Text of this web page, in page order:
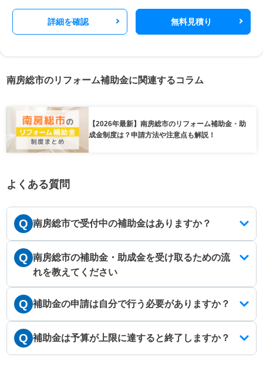
詳細を確認 無料見積り
南房総市のリフォーム補助金に関連するコラム
【2026年最新】南房総市のリフォーム補助金・助
成金制度は？申請方法や注意点も解説！
よくある質問
Q 南房総市で受付中の補助金はありますか？
Q 南房総市の補助金・助成金を受け取るための流
れを教えてください
Q 補助金の申請は自分で行う必要がありますか？
Q 補助金は予算が上限に達すると終了しますか？